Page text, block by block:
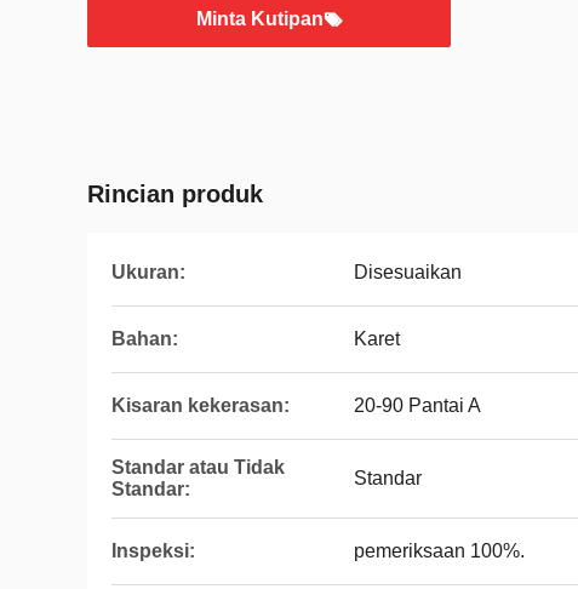
Minta Kutipan
Rincian produk
Ukuran: Disesuaikan
Bahan: Karet
Kisaran kekerasan: 20-90 Pantai A
Standar atau Tidak
Standar:
Standar
Inspeksi: pemeriksaan 100%.